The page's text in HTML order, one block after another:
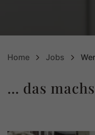
Home Jobs
... das